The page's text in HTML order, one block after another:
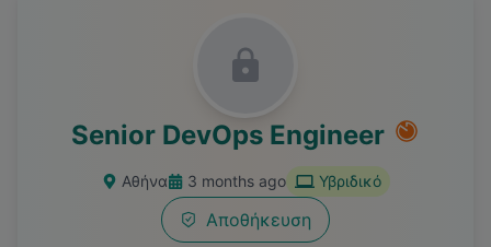
Senior DevOps Engineer
Αθήνα 3 months ago Υβριδικό
Αποθήκευση